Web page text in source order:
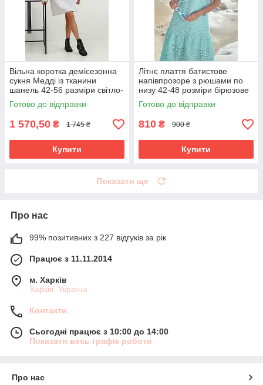
Вільна коротка демісезонна
сукня Медді із тканини
шанель 42-56 разміри світло-
сіра
Готово до відправки
1 570,50 ₴ 1 745 ₴
Купити
Літнє плаття батистове
напівпрозоре з рюшами по
низу 42-48 розміри бірюзове
Готово до відправки
810 ₴ 900 ₴
Купити
Показати ще
Про нас
99% позитивних з 227 відгуків за рік
Працює з 11.11.2014
м. Харків
Харків, Україна
Контакти
Сьогодні працює з 10:00 до 14:00
Показати весь графік роботи
Про нас